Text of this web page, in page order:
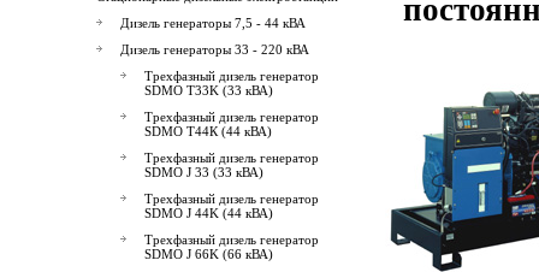
Дизель генераторы 7,5 - 44 кВА
Дизель генераторы 33 - 220 кВА
Трехфазный дизель генератор
SDMO T33K (33 кВА)
Трехфазный дизель генератор
SDMO Т44К (44 кВА)
Трехфазный дизель генератор
SDMO J 33 (33 кВА)
Трехфазный дизель генератор
SDMO J 44K (44 кВА)
Трехфазный дизель генератор
SDMO J 66K (66 кВА)